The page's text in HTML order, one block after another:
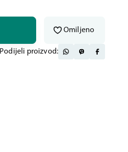
Omiljeno
Podijeli proizvod: